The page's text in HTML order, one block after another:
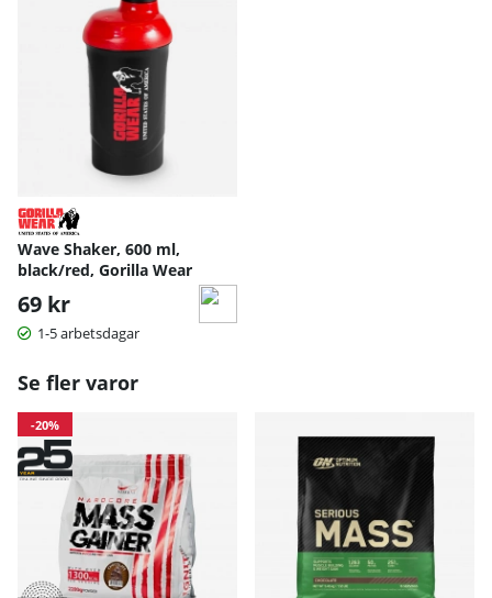
Wave Shaker, 600 ml,
black/red, Gorilla Wear
69 kr
1-5 arbetsdagar
Se fler varor
-20%